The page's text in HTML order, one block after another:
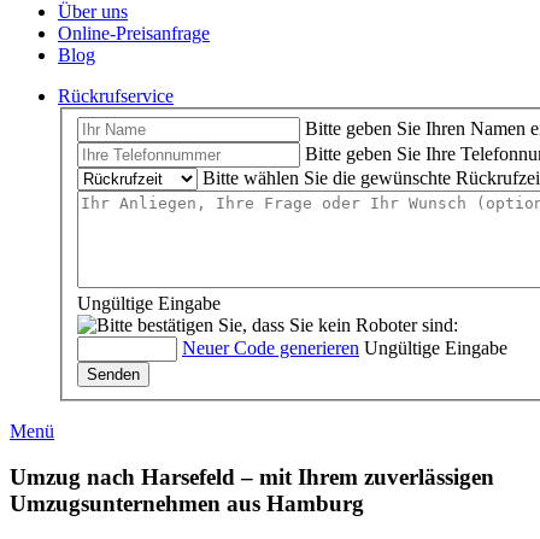
Über uns
Online-Preisanfrage
Blog
Rückrufservice
Bitte geben Sie Ihren Namen
Bitte geben Sie Ihre
Bitte wählen Sie die gewünschte
Ungültige Eingabe
Neuer Code generieren Ungültige Eingabe
Senden
Menü
Umzug nach Harsefeld – mit Ihrem zuverlässigen
Umzugsunternehmen aus Hamburg